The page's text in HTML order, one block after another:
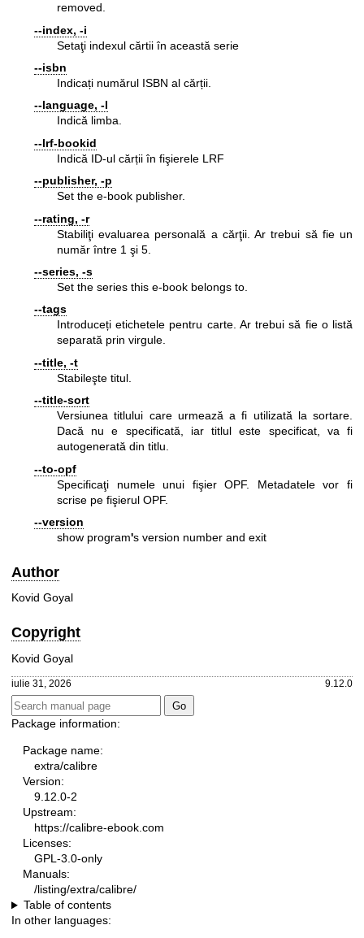
removed.
--index, -i
Setaţi indexul cărtii în această serie
--isbn
Indicați numărul ISBN al cărții.
--language, -l
Indică limba.
--lrf-bookid
Indică ID-ul cărții în fişierele LRF
--publisher, -p
Set the e-book publisher.
--rating, -r
Stabiliţi evaluarea personală a cărţii. Ar trebui să fie un
număr între 1 şi 5.
--series, -s
Set the series this e-book belongs to.
--tags
Introduceți etichetele pentru carte. Ar trebui să fie o listă
separată prin virgule.
--title, -t
Stabileşte titul.
--title-sort
Versiunea titlului care urmează a fi utilizată la sortare.
Dacă nu e specificată, iar titlul este specificat, va fi
autogenerată din titlu.
--to-opf
Specificaţi numele unui fişier OPF. Metadatele vor fi
scrise pe fişierul OPF.
--version
show program's version number and exit
Author
Kovid Goyal
Copyright
Kovid Goyal
iulie 31, 2026 9.12.0
Package information:
Package name:
extra/calibre
Version:
9.12.0-2
Upstream:
https://calibre-ebook.com
Licenses:
GPL-3.0-only
Manuals:
/listing/extra/calibre/
Table of contents
In other languages: